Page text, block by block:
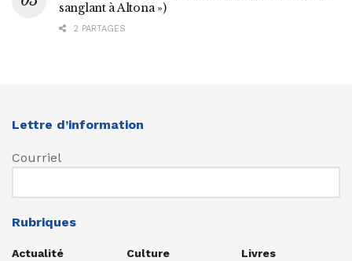
sanglant à Altona »)
2 PARTAGES
Lettre d’information
Courriel
Rubriques
Actualité
Culture
Livres